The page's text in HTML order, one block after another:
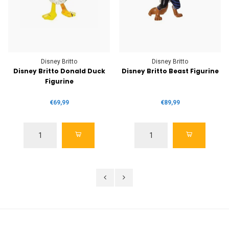
Disney Britto
Disney Britto Donald Duck
Figurine
€69,99
Disney Britto
Disney Britto Beast Figurine
€89,99